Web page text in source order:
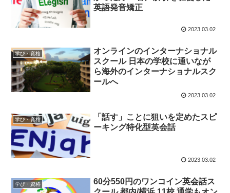
英語発音矯正
2023.03.02
学び・資格
オンラインのインターナショナル
スクール 日本の学校に通いなが
ら海外のインターナショナルスク
ールへ
2023.03.02
学び・資格
「話す」ことに狙いを定めたスピ
ーキング特化型英会話
2023.03.02
学び・資格
60分550円のワンコイン英会話ス